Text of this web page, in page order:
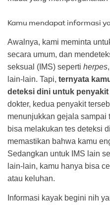
Kamu mendapat informasi
Awalnya, kami meminta
secara umum, dan
seksual (IMS) seperti herpes,
lain-lain. Tapi, ternyata
deteksi dini untuk penyakit
dokter, kedua penyakit
menunjukkan gejala sampai
bisa melakukan tes deteksi
memastikan bahwa kamu
Sedangkan untuk IMS lain
lain-lain, kamu hanya bisa
atau keluhan.
Informasi kayak begini nih